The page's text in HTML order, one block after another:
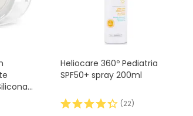
Heliocare 360º Pediatria
SPF50+ spray 200ml
(22)